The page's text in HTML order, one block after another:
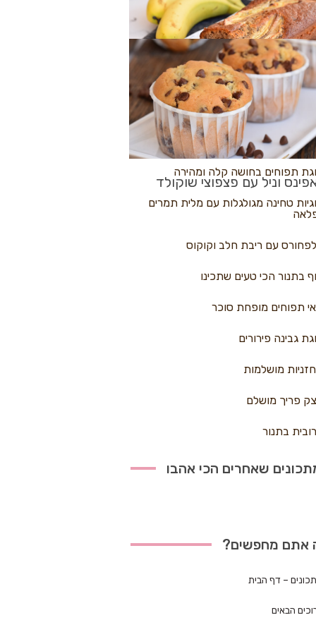
פיצה
בננות
וניל עם פצפוצי שוקולד
נקראים
תפוחים בחושה קלה ומהירה
טחינה מגולגלות עם מלית תמרים
עם ריבת חלב וקוקוס
בתנור הכי טעים שתכינו
תפוחים מופחת סוכר
גבינה פירורים
מושלמות
פריך מושלם
בתנור
שאחרים הכי אהבו
אתם מחפשים?
– דף הבית
הבאים